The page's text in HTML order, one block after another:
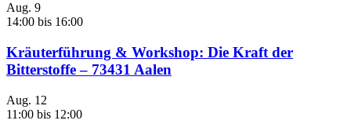
Aug. 9
14:00 bis 16:00
Kräuterführung & Workshop: Die Kraft der
Bitterstoffe – 73431 Aalen
Aug. 12
11:00 bis 12:00